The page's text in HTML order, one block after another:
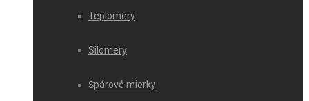
Teplomery
Silomery
Špárové mierky